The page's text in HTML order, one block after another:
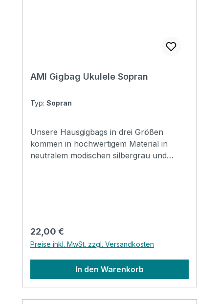
AMI Gigbag Ukulele Sopran
Typ: Sopran
Unsere Hausgigbags in drei Größen
kommen in hochwertigem Material in
neutralem modischen silbergrau und
Regulärer Preis:
22,00 €
Preise inkl. MwSt. zzgl. Versandkosten
In den Warenkorb